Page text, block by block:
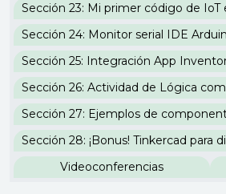
Videoconferencias